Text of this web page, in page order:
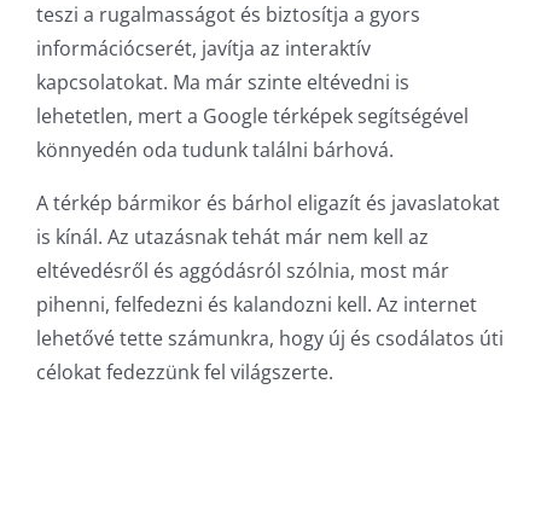
teszi a rugalmasságot és biztosítja a gyors
információcserét, javítja az interaktív
kapcsolatokat. Ma már szinte eltévedni is
lehetetlen, mert a Google térképek segítségével
könnyedén oda tudunk találni bárhová.
A térkép bármikor és bárhol eligazít és javaslatokat
is kínál. Az utazásnak tehát már nem kell az
eltévedésről és aggódásról szólnia, most már
pihenni, felfedezni és kalandozni kell. Az internet
lehetővé tette számunkra, hogy új és csodálatos úti
célokat fedezzünk fel világszerte.